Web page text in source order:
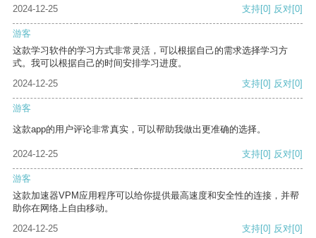
2024-12-25 支持[0] 反对[0]
游客
这款学习软件的学习方式非常灵活，可以根据自己的需求选择学习方
式。我可以根据自己的时间安排学习进度。
2024-12-25
支持[0] 反对[0]
游客
这款app的用户评论非常真实，可以帮助我做出更准确的选择。
2024-12-25 支持[0] 反对[0]
游客
这款加速器VPM应用程序可以给你提供最高速度和安全性的连接，并帮
助你在网络上自由移动。
2024-12-25
支持[0] 反对[0]